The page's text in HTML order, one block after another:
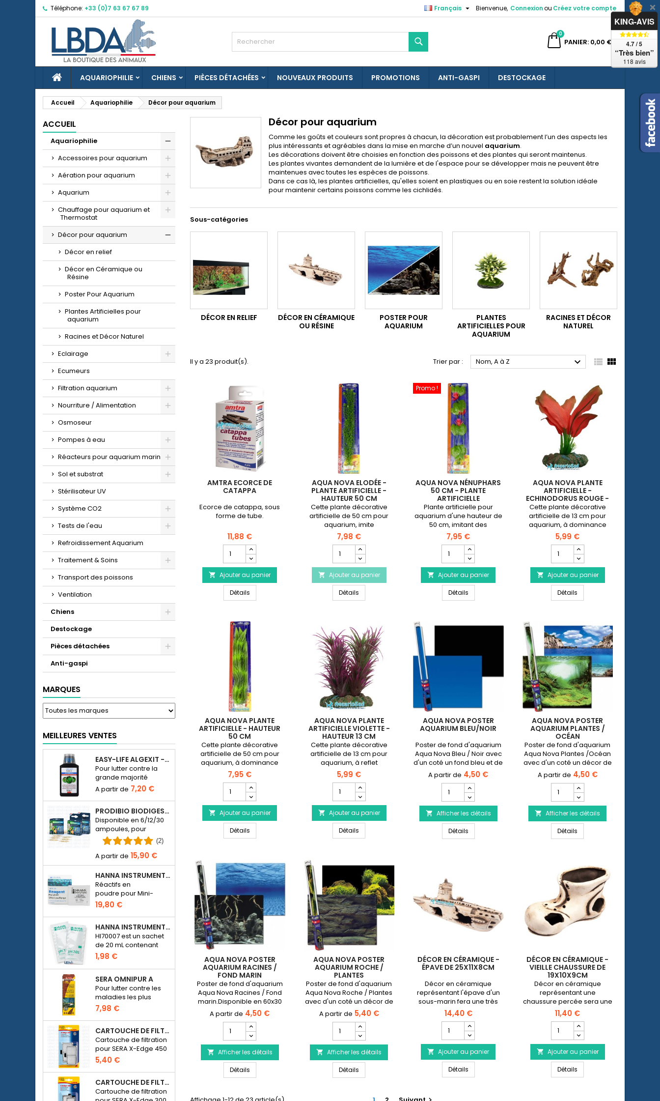
Téléphone: +33 (0)7 63 67 67 89 Bienvenue, Connexionou Créez votre compte
Français 
PANIER
0
0,00 €
ACCUEILAQUARIOPHILIE CHIENS PIÈCES DÉTACHÉES NOUVEAUX PRODUITS PROMOTIONS ANTI-GASPI DESTOCKAGE
Accueil Aquariophilie Décor pour aquarium
ACCUEIL
Aquariophilie
Accessoires pour aquarium
Aération pour aquarium
Aquarium
Chauffage pour aquarium et
Thermostat
Décor pour aquarium
Décor en relief
Décor en Céramique ou
Résine
Poster Pour Aquarium
Plantes Artificielles pour
aquarium
Racines et Décor Naturel
Eclairage
Ecumeurs
Filtration aquarium
Nourriture / Alimentation
Osmoseur
Pompes à eau
Réacteurs pour aquarium marin
Sol et substrat
Stérilisateur UV
Système CO2
Tests de l'eau
Refroidissement Aquarium
Traitement & Soins
Transport des poissons
Ventilation
Chiens
Destockage
Pièces détachées
Anti-gaspi
MARQUES
MEILLEURES VENTES
EASY-LIFE ALGEXIT - ANTI-ALGUES POUR AQUARIUM
Pour lutter contre la
grande majorité
d’espèces d’algues
dans l’aquarium d’eau
douce.
7,20 €
PRODIBIO BIODIGEST - 6/12/30 AMPOULES
Disponible en 6/12/30
ampoules, pour
ensemencer en
bactériens un
aquarium d’eau de
mer ou d’eau douce.
(2)
15,90 €
HANNA INSTRUMENTS HI774-25 POUR PHOTOMÈTRE PHOSPHATE HI774
Réactifs en
poudre pour Mini-
photomètre Checker
HC Phosphate
(HI774), 25 tests
19,80 €
HANNA INSTRUMENTS HI70007 - SOLUTION D'ÉTALONNAGE PH 7.01 POUR PH-MÈTRE ÉLECTRONIQUE
HI70007 est un sachet
de 20 mL contenant
une solution d'un pH de
7.01 pour étalonner les
pH-mètres
électroniques
1,98 €
SERA OMNIPUR A
Pour lutter contre les
maladies les plus
courantes des
poissons d’ornement
d’eau douce.
7,98 €
CARTOUCHE DE FILTRATION BLANCHE POUR SERA X-EDGE 450 - 2 PIÈCES
Cartouche de filtration
pour SERA X-Edge 450
5,40 €
CARTOUCHE DE FILTRATION BLANCHE POUR SERA X-EDGE 300 - 2 PIÈCES
Cartouche de filtration
Décor pour aquarium
Comme les goûts et couleurs sont propres à chacun, la décoration est probablement l’un des aspects les
plus intéressants et agréables dans la mise en marche d’un nouvel aquarium.
Les décorations doivent être choisies en fonction des poissons et des plantes qui seront maintenus.
Les plantes vivantes demandent de la lumière et de l'espace pour se développer mais ne peuvent être
maintenues avec toutes les espèces de poissons.
Dans ce cas là, les plantes artificielles, qu'elles soient en plastiques ou en soie restent la solution idéale
pour maintenir certains poissons comme les cichlidés.
Sous-catégories
DÉCOR EN RELIEF
DÉCOR EN CÉRAMIQUE
OU RÉSINE
POSTER POUR
AQUARIUM
PLANTES
ARTIFICIELLES POUR
AQUARIUM
RACINES ET DÉCOR
NATUREL
Il y a 23 produit(s). Trier par : Nom, A à Z   
AMTRA ECORCE DE
CATAPPA
Ecorce de catappa, sous
forme de tube.
11,88 €
quantité
du
produit
AMTRA
Ecorce
de
 Ajouter au panier
DétailsAMTRA Ecorce de Catappa
AQUA NOVA ELODÉE -
PLANTE ARTIFICIELLE -
HAUTEUR 50 CM
Cette plante décorative
artificielle de 50 cm pour
aquarium, imite
parfaitement une Elodée à
dominance verte pour
donner de la couleur à
votre aquarium d'eau
douce.
7,98 €
quantité
du
produit
AQUA
NOVA
Elodée
artificielle
-
Hauteur
50
cm
 Ajouter au panier
Détails AQUA NOVA Elodée - Plante artificielle - Hauteur 50 cm
Promo !
AQUA NOVA NÉNUPHARS
50 CM - PLANTE
ARTIFICIELLE
Plante artificielle pour
aquarium d'une hauteur de
50 cm, imitant des
nénuphars donnera de la
couleur à votre aquarium
d'eau douce.
7,95 €
quantité
du
produit
AQUA
NOVA
Nénuphars
-
 Ajouter au panier
DétailsAQUA NOVA Nénuphars 50 cm - Plante artificielle
AQUA NOVA PLANTE
ARTIFICIELLE -
ECHINODORUS ROUGE -
HAUTEUR 13 CM
Cette plante décorative
artificielle de 13 cm pour
aquarium, à dominance
rouge donnera de la
couleur à votre aquarium
d'eau douce.
5,99 €
quantité
du
produit
AQUA
NOVA
Plante
Echinodorus
rouge
-
Hauteur
13
cm
 Ajouter au panier
Détails
AQUA NOVA PLANTE
ARTIFICIELLE - HAUTEUR
50 CM
Cette plante décorative
artificielle de 50 cm pour
aquarium, à dominance
verte donnera de la couleur
à votre aquarium d'eau
douce.
7,95 €
quantité
du
produit
AQUA
NOVA
Plante
Hauteur
50
cm
 Ajouter au panier
DétailsAQUA NOVA Plante artificielle - Hauteur 50 cm
AQUA NOVA PLANTE
ARTIFICIELLE VIOLETTE -
HAUTEUR 13 CM
Cette plante décorative
artificielle de 13 cm pour
aquarium, à reflet
vert/violet, sera idéale pour
servir de cachette pour les
alevins.
5,99 €
quantité
du
produit
AQUA
NOVA
Plante
-
13
cm
 Ajouter au panier
Détails AQUA NOVA Plante artificielle violette - Hauteur 13 cm
AQUA NOVA POSTER
AQUARIUM BLEU/NOIR
Poster de fond d'aquarium
Aqua Nova Bleu / Noir avec
d'un coté un fond bleu et de
l'autre noir.Disponible en
60x30 cm, 100x50 cm et
150x60 cm.
4,50 €
quantité
du
produit
AQUA
NOVA
Poster
 Afficher les détails
DétailsAQUA NOVA Poster aquarium Bleu/Noir
AQUA NOVA POSTER
AQUARIUM PLANTES /
OCÉAN
Poster de fond d'aquarium
Aqua Nova Plantes /Océan
avec d'un coté un décor de
plantes d'aquarium et de
l'autre un océanDisponible
en 60x30 cm, 100x50 cm et
150x60 cm.
4,50 €
quantité
du
produit
AQUA
NOVA
Poster
Océan
 Afficher les détails
Détails
AQUA NOVA POSTER
AQUARIUM RACINES /
FOND MARIN
Poster de fond d'aquarium
Aqua Nova Racines / Fond
marin.Disponible en 60x30
cm, 100x50 cm et 150x60 cm.
4,50 €
quantité
du
produit
AQUA
NOVA
Poster
Racines
 Afficher les détails
DétailsAQUA NOVA Poster aquarium Racines / Fond marin
AQUA NOVA POSTER
AQUARIUM ROCHE /
PLANTES
Poster de fond d'aquarium
Aqua Nova Roche / Plantes
avec d'un coté un décor de
roches et de l'autre de
plantes.Disponible en 60x30
cm, 100x50 cm et 150x60 cm.
5,40 €
quantité
du
produit
AQUA
NOVA
Poster
 Afficher les détails
Détails AQUA NOVA Poster aquarium Roche / Plantes
DÉCOR EN CÉRAMIQUE -
ÉPAVE DE 25X11X8CM
Décor en céramique
représentant l'épave d'un
sous-marin fera une très
bonne cachette
pour les poissons de petite
14,40 €
quantité
du
produit
Décor
en
céramique
 Ajouter au panier
DétailsDécor en céramique - épave de 25x11x8cm
DÉCOR EN CÉRAMIQUE -
VIEILLE CHAUSSURE DE
19X10X9CM
Décor en céramique
représentant une
chaussure percée sera une
très bonne cachette
pour les poissons de petite
11,40 €
quantité
du
produit
Décor
en
céramique
 Ajouter au panier
Détails
Mes listes d'envies
Créer une nouvelle liste
((modalTitle))
((confirmMessage))
Créer une liste d'envies
Connexion
Vous devez être connecté pour ajouter des produits à votre liste
KING-AVIS
4.7 / 5
“Très bien”
118 avis